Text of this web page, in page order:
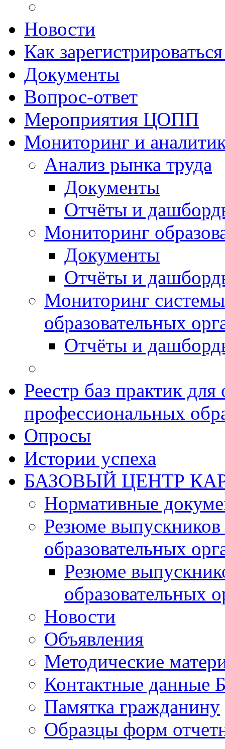
Новости
Как
Документы
Вопрос-ответ
Мероприятия ЦОПП
Мониторинг и
Анализ рынка труда
Документы
Отчёты и
Мониторинг
Документы
Отчёты и
Мониторинг
образовательных
Отчёты и
Реестр баз практик
профессиональных
Опросы
Истории успеха
БАЗОВЫЙ ЦЕНТР
Нормативные
Резюме
образовательных
Резюме
образовательных
Новости
Объявления
Методические
Контактные
Памятка гражданину
Образцы форм